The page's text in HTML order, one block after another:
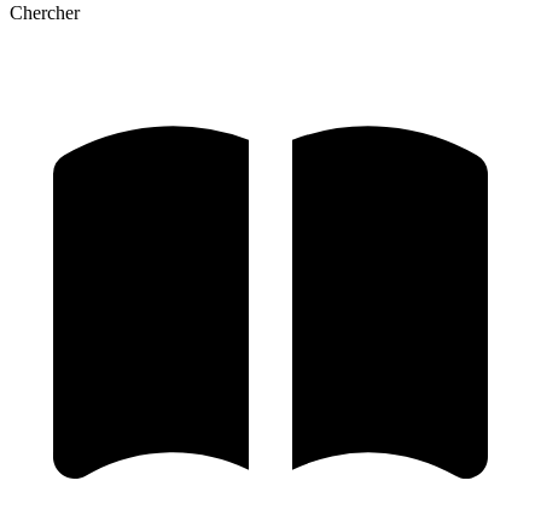
Chercher